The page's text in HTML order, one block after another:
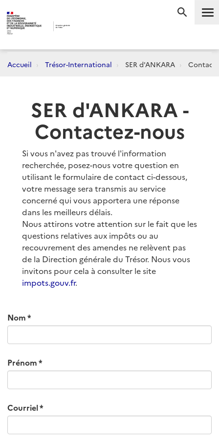
Accueil Trésor-International SER d'ANKARA Contact
SER d'ANKARA -
Contactez-nous
Si vous n'avez pas trouvé l'information
recherchée, posez-nous votre question en
utilisant le formulaire de contact ci-dessous,
votre message sera transmis au service
concerné qui vous apportera une réponse
dans les meilleurs délais.
Nous attirons votre attention sur le fait que les
questions relatives aux impôts ou au
recouvrement des amendes ne relèvent pas
de la Direction générale du Trésor. Nous vous
invitons pour cela à consulter le site
impots.gouv.fr.
Nom
Prénom
Courriel